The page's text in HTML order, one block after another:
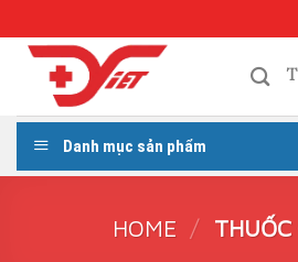
content
Danh mục sản phẩm
HOME /